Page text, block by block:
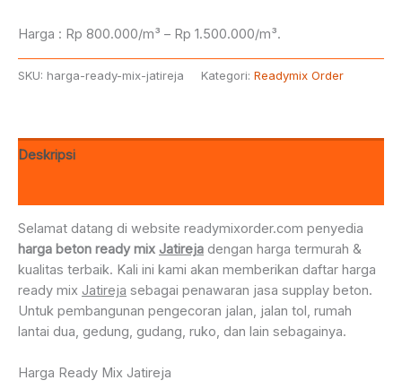
Harga : Rp 800.000/m³ – Rp 1.500.000/m³.
SKU: harga-ready-mix-jatireja Kategori: Readymix Order
Deskripsi
Selamat datang di website readymixorder.com penyedia
harga beton ready mix Jatireja dengan harga termurah &
kualitas terbaik. Kali ini kami akan memberikan daftar harga
ready mix Jatireja sebagai penawaran jasa supplay beton.
Untuk pembangunan pengecoran jalan, jalan tol, rumah
lantai dua, gedung, gudang, ruko, dan lain sebagainya.
Harga Ready Mix Jatireja